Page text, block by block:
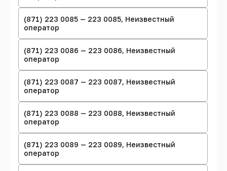
(871) 223 0085 — 223 0085, Неизвестный
оператор
(871) 223 0086 — 223 0086, Неизвестный
оператор
(871) 223 0087 — 223 0087, Неизвестный
оператор
(871) 223 0088 — 223 0088, Неизвестный
оператор
(871) 223 0089 — 223 0089, Неизвестный
оператор